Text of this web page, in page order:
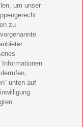
um unser
zu
unten auf